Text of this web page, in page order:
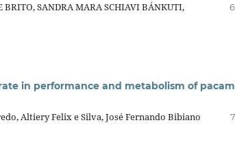
SANDRA MARA SCHIAVI BÁNKUTI,
in performance and metabolism of
Altiery Felix e Silva, José Fernando Bibiano